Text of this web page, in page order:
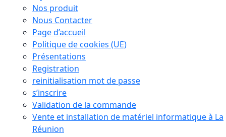
Nos produit
Nous Contacter
Page d’accueil
Politique de cookies (UE)
Présentations
Registration
reinitialisation mot de passe
s’inscrire
Validation de la commande
Vente et installation de matériel informatique à La
Réunion